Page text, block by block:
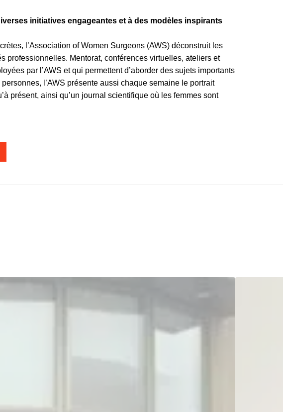
initiatives engageantes et à des modèles inspirants
l’Association of Women Surgeons (AWS) déconstruit les
professionnelles. Mentorat, conférences virtuelles, ateliers et
par l’AWS et qui permettent d’aborder des sujets importants
l’AWS présente aussi chaque semaine le portrait
présent, ainsi qu’un journal scientifique où les femmes sont